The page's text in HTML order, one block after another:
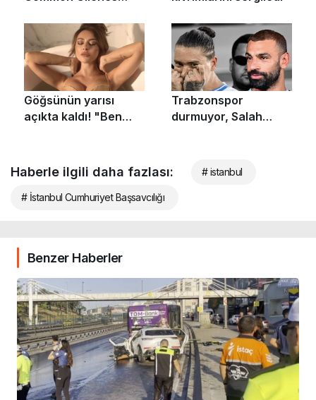
Haberle ilgili daha fazlası: # istanbul
# İstanbul Cumhuriyet Başsavcılığı
Benzer Haberler